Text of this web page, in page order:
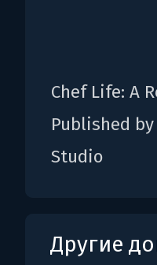
Chef Life: A
Published
Studio
Другие